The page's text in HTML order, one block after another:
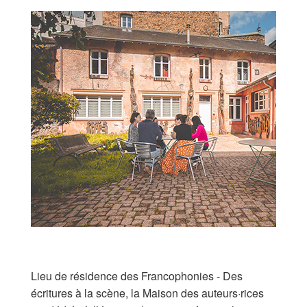
Archives
MAISON DES AUTEURS·RICES
Présentation
Les résidences
Prix littéraires
Auteurs en résidence
ACTIONS CULTURELLES
PÔLE DOCUMENTAIRE
Lieu de résidence des Francophonies - Des
écritures à la scène, la Maison des auteurs·rices